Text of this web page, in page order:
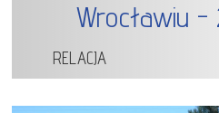
Wrocławiu -
RELACJA